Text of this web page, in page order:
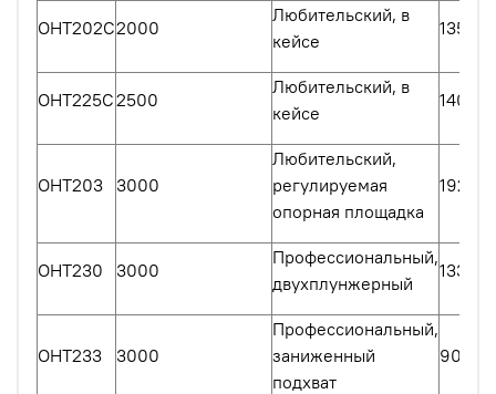
OHT202C2000
Любительский, в
кейсе
135-
OHT225C2500
Любительский, в
кейсе
140-
OHT203 3000
Любительский,
регулируемая
опорная площадка
192-
OHT230 3000
Профессиональный,
двухплунжерный
133-
OHT233 3000
Профессиональный,
заниженный
подхват
90-